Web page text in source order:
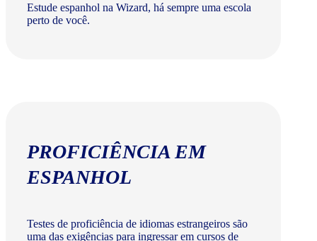
Estude espanhol na Wizard, há sempre uma escola
perto de você.
PROFICIÊNCIA EM
ESPANHOL
Testes de proficiência de idiomas estrangeiros são
uma das exigências para ingressar em cursos de